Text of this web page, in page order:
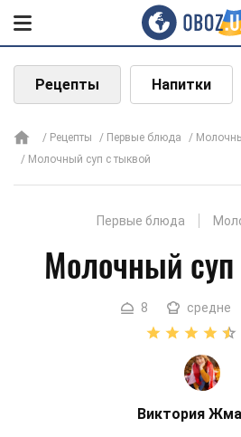
Рецепты Напитки
Рецепты Первые блюда
Молочный суп с тыквой
Первые блюда
Молочный
8 средне
Виктория